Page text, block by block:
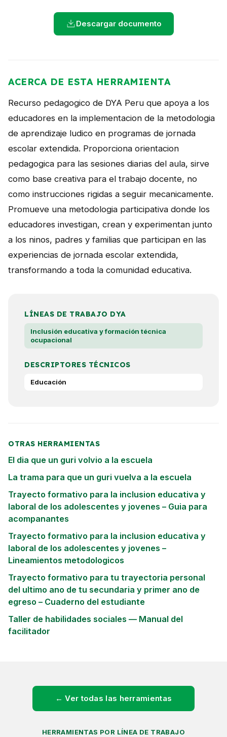
CONTACTO
Descargar documento
ACERCA DE ESTA HERRAMIENTA
Recurso pedagogico de DYA Peru que apoya a los
educadores en la implementacion de la metodologia
de aprendizaje ludico en programas de jornada
escolar extendida. Proporciona orientacion
pedagogica para las sesiones diarias del aula, sirve
como base creativa para el trabajo docente, no
como instrucciones rigidas a seguir mecanicamente.
Promueve una metodologia participativa donde los
educadores investigan, crean y experimentan junto
a los ninos, padres y familias que participan en las
experiencias de jornada escolar extendida,
transformando a toda la comunidad educativa.
LÍNEAS DE TRABAJO DYA
Inclusión educativa y formación técnica
ocupacional
DESCRIPTORES TÉCNICOS
Educación
OTRAS HERRAMIENTAS
El dia que un guri volvio a la escuela
La trama para que un guri vuelva a la escuela
Trayecto formativo para la inclusion educativa y
laboral de los adolescentes y jovenes – Guia para
acompanantes
Trayecto formativo para la inclusion educativa y
laboral de los adolescentes y jovenes –
Lineamientos metodologicos
Trayecto formativo para tu trayectoria personal
del ultimo ano de tu secundaria y primer ano de
egreso – Cuaderno del estudiante
Taller de habilidades sociales — Manual del
facilitador
← Ver todas las herramientas
HERRAMIENTAS POR LÍNEA DE TRABAJO